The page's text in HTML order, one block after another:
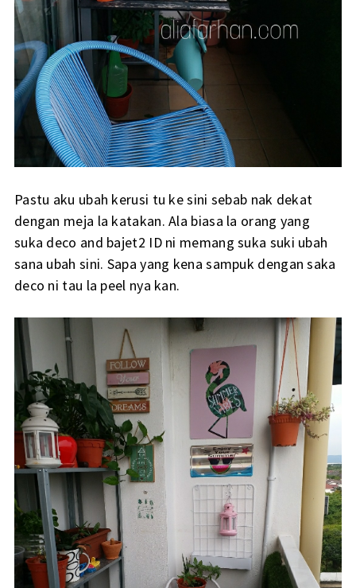
Pastu aku ubah kerusi tu ke sini sebab nak dekat
dengan meja la katakan. Ala biasa la orang yang
suka deco and bajet2 ID ni memang suka suki ubah
sana ubah sini. Sapa yang kena sampuk dengan saka
deco ni tau la peel nya kan.